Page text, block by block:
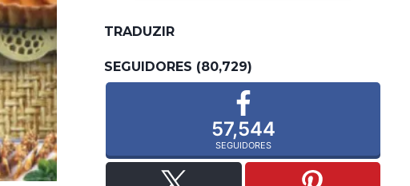
TRADUZIR
SEGUIDORES (80,729)
57,544
SEGUIDORES